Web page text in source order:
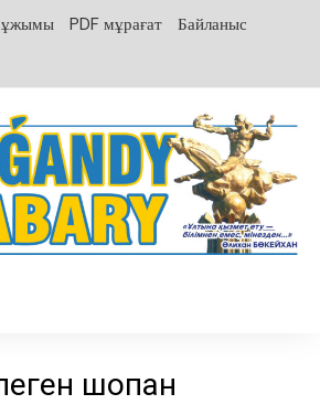
ұжымы PDF мұрағат Байланыс
шопан